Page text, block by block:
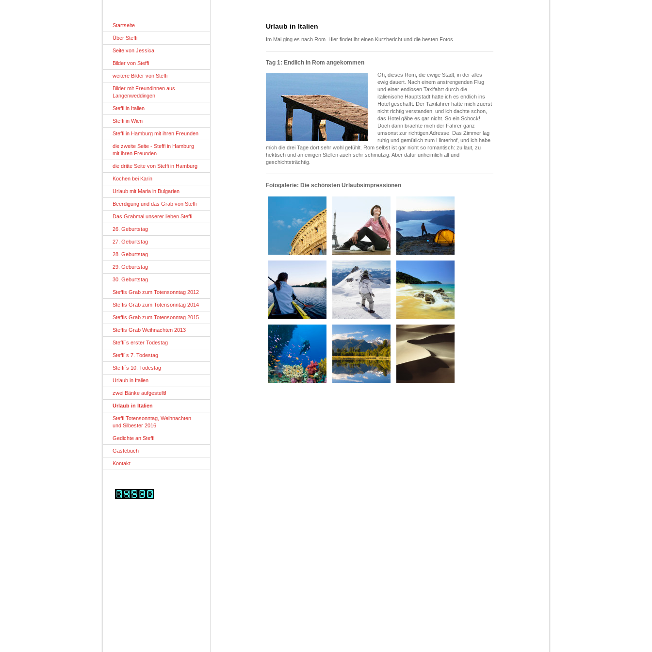
Urlaub in Italien
Im Mai ging es nach Rom. Hier findet ihr einen Kurzbericht und die besten Fotos.
Tag 1: Endlich in Rom angekommen
Oh, dieses Rom, die ewige Stadt, in der alles
ewig dauert. Nach einem anstrengenden Flug
und einer endlosen Taxifahrt durch die
italienische Hauptstadt hatte ich es endlich ins
Hotel geschafft. Der Taxifahrer hatte mich zuerst
nicht richtig verstanden, und ich dachte schon,
das Hotel gäbe es gar nicht. So ein Schock!
Doch dann brachte mich der Fahrer ganz
umsonst zur richtigen Adresse. Das Zimmer lag
ruhig und gemütlich zum Hinterhof, und ich habe
mich die drei Tage dort sehr wohl gefühlt. Rom selbst ist gar nicht so romantisch: zu laut, zu
hektisch und an einigen Stellen auch sehr schmutzig. Aber dafür unheimlich alt und
geschichtsträchtig.
Fotogalerie: Die schönsten Urlaubsimpressionen
Startseite
Über Steffi
Seite von Jessica
Bilder von Steffi
weitere Bilder von Steffi
Bilder mit Freundinnen aus
Langenweddingen
Steffi in Italien
Steffi in Wien
Steffi in Hamburg mit ihren Freunden
die zweite Seite - Steffi in Hamburg
mit ihren Freunden
die dritte Seite von Steffi in Hamburg
Kochen bei Karin
Urlaub mit Maria in Bulgarien
Beerdigung und das Grab von Steffi
Das Grabmal unserer lieben Steffi
26. Geburtstag
27. Geburtstag
28. Geburtstag
29. Geburtstag
30. Geburtstag
Steffis Grab zum Totensonntag 2012
Steffis Grab zum Totensonntag 2014
Steffis Grab zum Totensonntag 2015
Steffis Grab Weihnachten 2013
Steffi´s erster Todestag
Steffi´s 7. Todestag
Steffi´s 10. Todestag
Urlaub in Italien
zwei Bänke aufgestellt!
Urlaub in Italien
Steffi Totensonntag, Weihnachten
und Silbester 2016
Gedichte an Steffi
Gästebuch
Kontakt